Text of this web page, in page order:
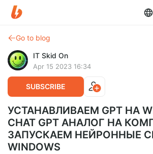
Go to blog
IT Skid On
Apr 15 2023 16:34
SUBSCRIBE
УСТАНАВЛИВАЕМ GPT НА
CHAT GPT АНАЛОГ НА
ЗАПУСКАЕМ НЕЙРОННЫЕ
WINDOWS